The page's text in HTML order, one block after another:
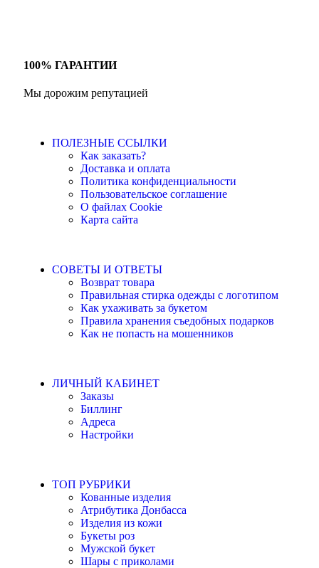
100% ГАРАНТИИ
Мы дорожим репутацией
ПОЛЕЗНЫЕ ССЫЛКИ
Как заказать?
Доставка и оплата
Политика конфиденциальности
Пользовательское соглашение
О файлах Cookie
Карта сайта
СОВЕТЫ И ОТВЕТЫ
Возврат товара
Правильная стирка одежды с логотипом
Как ухаживать за букетом
Правила хранения съедобных подарков
Как не попасть на мошенников
ЛИЧНЫЙ КАБИНЕТ
Заказы
Биллинг
Адреса
Настройки
ТОП РУБРИКИ
Кованные изделия
Атрибутика Донбасса
Изделия из кожи
Букеты роз
Мужской букет
Шары с приколами